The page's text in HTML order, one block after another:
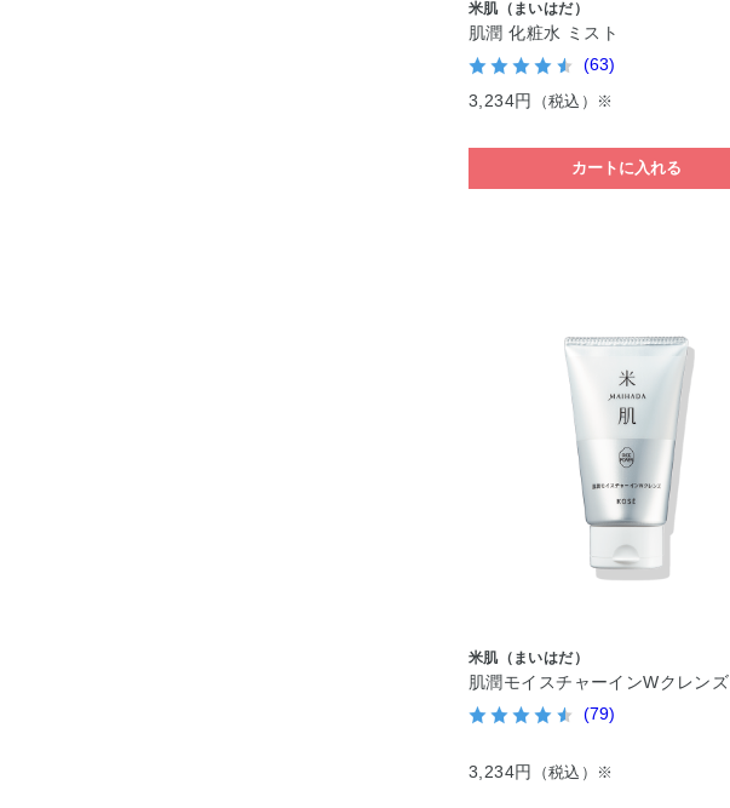
米肌（まいはだ）
肌潤 化粧水 ミスト
(63)
3,234円
（税込）※
カートに入れる
米肌（まいはだ）
肌潤モイスチャーインWクレンズ
(79)
3,234円 （税込）※